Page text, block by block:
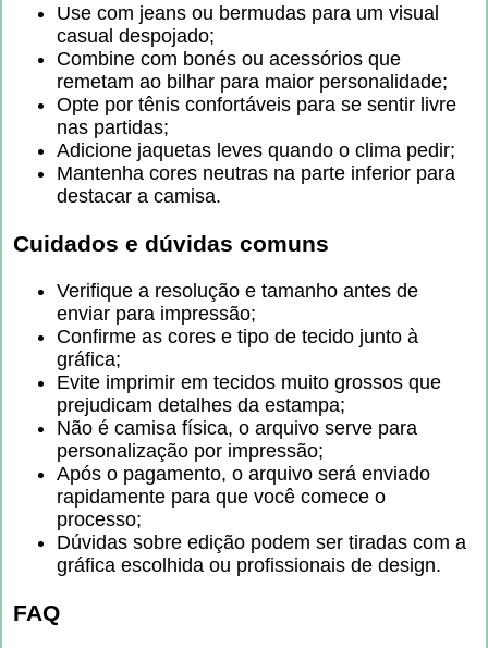
Use com jeans ou bermudas para um visual
casual despojado;
Combine com bonés ou acessórios que
remetam ao bilhar para maior personalidade;
Opte por tênis confortáveis para se sentir livre
nas partidas;
Adicione jaquetas leves quando o clima pedir;
Mantenha cores neutras na parte inferior para
destacar a camisa.
Cuidados e dúvidas comuns
Verifique a resolução e tamanho antes de
enviar para impressão;
Confirme as cores e tipo de tecido junto à
gráfica;
Evite imprimir em tecidos muito grossos que
prejudicam detalhes da estampa;
Não é camisa física, o arquivo serve para
personalização por impressão;
Após o pagamento, o arquivo será enviado
rapidamente para que você comece o
processo;
Dúvidas sobre edição podem ser tiradas com a
gráfica escolhida ou profissionais de design.
FAQ